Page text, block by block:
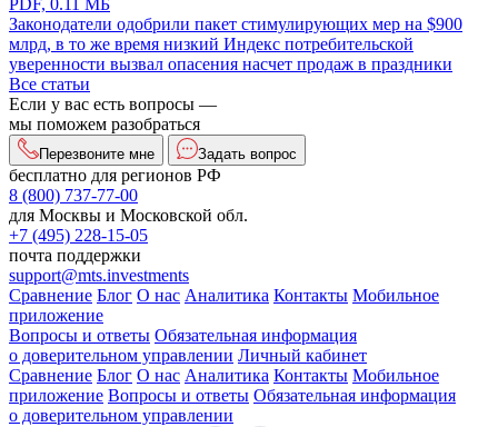
PDF, 0.11 МБ
Законодатели одобрили пакет стимулирующих мер на $900
млрд, в то же время низкий Индекс потребительской
уверенности вызвал опасения насчет продаж в праздники
Все статьи
Если у вас есть вопросы —
мы поможем разобраться
Перезвоните мне Задать вопрос
бесплатно для регионов РФ
8 (800) 737-77-00
для Москвы и Московской обл.
+7 (495) 228-15-05
почта поддержки
support@mts.investments
Сравнение Блог О нас Аналитика Контакты Мобильное
приложение
Вопросы и ответы Обязательная информация
о доверительном управлении Личный кабинет
Сравнение Блог О нас Аналитика Контакты Мобильное
приложение Вопросы и ответы Обязательная информация
о доверительном управлении